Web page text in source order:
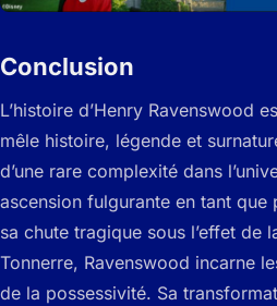
Conclusion
L’histoire d’Henry Ravenswood
mêle histoire, légende et
d’une rare complexité dans
ascension fulgurante en tant que
sa chute tragique sous l’effet de
Tonnerre, Ravenswood incarne
de la possessivité. Sa